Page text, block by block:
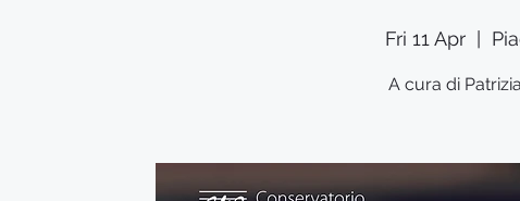
Fri 11 Apr
A cura di